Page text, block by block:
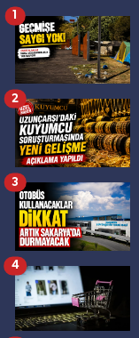
1
2
3
4